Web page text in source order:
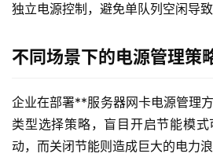
独立电源控制，避免单队列空闲导致
不同场景下的电源管理策
企业在部署**服务器网卡电源管理
类型选择策略，盲目开启节能模
动，而关闭节能则造成巨大的电力浪